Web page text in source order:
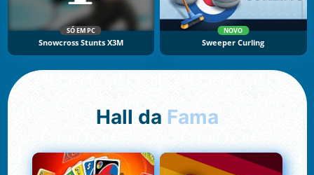
SÓ EM PC
Snowcross Stunts X3M
NOVO
Sweeper Curling
Hall da Fama